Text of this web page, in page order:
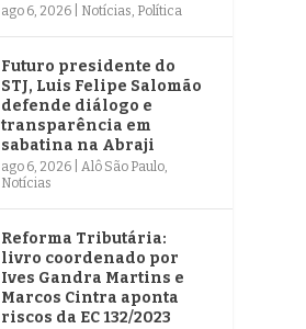
ago 6, 2026 Notícias, Política
Futuro presidente do
STJ, Luis Felipe Salomão
defende diálogo e
transparência em
sabatina na Abraji
ago 6, 2026 |Alô São Paulo,
Notícias
Reforma Tributária:
livro coordenado por
Ives Gandra Martins e
Marcos Cintra aponta
riscos da EC 132/2023